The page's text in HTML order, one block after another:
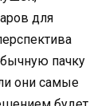
для
пачку
они самые